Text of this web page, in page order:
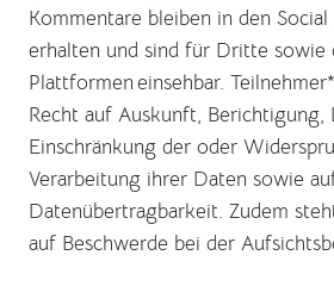
Kommentare bleiben in den Social
erhalten und sind für Dritte sowie
Plattformen einsehbar.
Recht auf Auskunft, Berichtigung,
Einschränkung der oder
Verarbeitung ihrer Daten sowie
Datenübertragbarkeit. Zudem
auf Beschwerde bei der